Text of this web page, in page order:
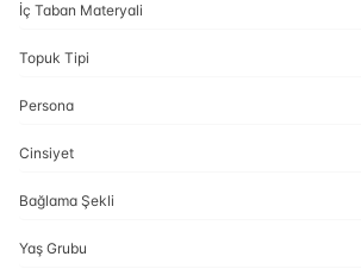
İç Taban Materyali
Topuk Tipi
Persona
Cinsiyet
Bağlama Şekli
Yaş Grubu